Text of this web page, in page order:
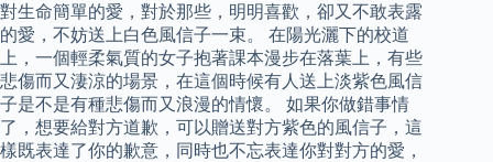
對生命簡單的愛，對於那些，明明喜歡，卻又不敢表露
的愛，不妨送上白色風信子一束。 在陽光灑下的校道
上，一個輕柔氣質的女子抱著課本漫步在落葉上，有些
悲傷而又淒涼的場景，在這個時候有人送上淡紫色風信
子是不是有種悲傷而又浪漫的情懷。 如果你做錯事情
了，想要給對方道歉，可以贈送對方紫色的風信子，這
樣既表達了你的歉意，同時也不忘表達你對對方的愛，